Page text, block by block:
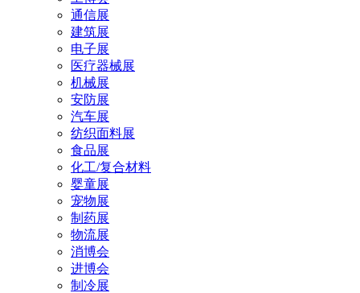
通信展
建筑展
电子展
医疗器械展
机械展
安防展
汽车展
纺织面料展
食品展
化工/复合材料
婴童展
宠物展
制药展
物流展
消博会
进博会
制冷展